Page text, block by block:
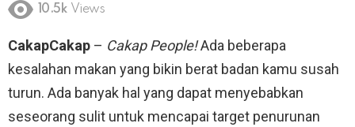
10.5k Views
CakapCakap – Cakap People!Ada beberapa
kesalahan makan yang bikin berat badan kamu susah
turun. Ada banyak hal yang dapat menyebabkan
seseorang sulit untuk mencapai target penurunan